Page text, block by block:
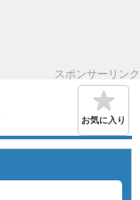
スポンサーリンク
お気に入り